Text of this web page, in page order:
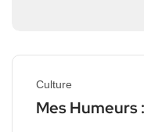
Culture
Mes Humeurs